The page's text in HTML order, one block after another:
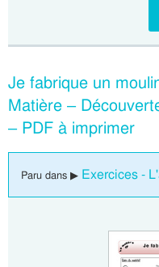
Je fabrique un
Matière –
– PDF à imprimer
Paru dans ▶ Exercices -